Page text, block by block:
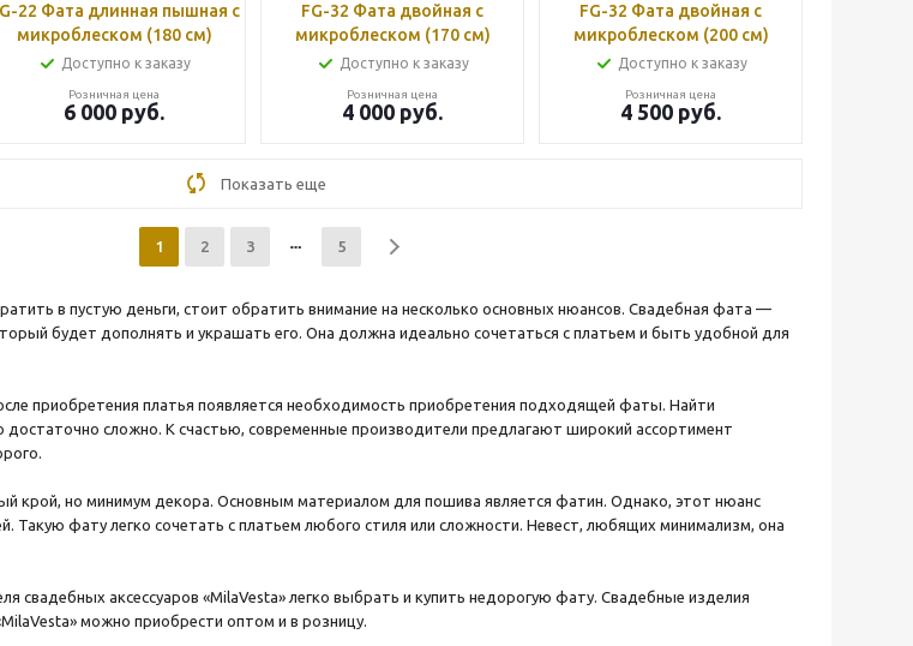
22 Фата длинная пышная с
микроблеском (180 см)
Доступно к заказу
Розничная цена
6 000 руб.
FG-32 Фата двойная с
микроблеском (170 см)
Доступно к заказу
Розничная цена
4 000 руб.
FG-32 Фата двойная с
микроблеском (200 см)
Доступно к заказу
Розничная цена
4 500 руб.
Показать еще
1 2 3 5
в пустую деньги, стоит обратить внимание на несколько основных нюансов. Свадебная фата —
будет дополнять и украшать его. Она должна идеально сочетаться с платьем и быть удобной для
приобретения платья появляется необходимость приобретения подходящей фаты. Найти
сложно. К счастью, современные производители предлагают широкий ассортимент
крой, но минимум декора. Основным материалом для пошива является фатин. Однако, этот нюанс
Такую фату легко сочетать с платьем любого стиля или сложности. Невест, любящих минимализм, она
свадебных аксессуаров «MilaVesta» легко выбрать и купить недорогую фату. Свадебные изделия
можно приобрести оптом и в розницу.